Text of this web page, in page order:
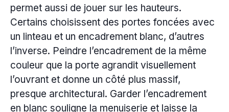
permet aussi de jouer sur les hauteurs.
Certains choisissent des portes foncées avec
un linteau et un encadrement blanc, d’autres
l’inverse. Peindre l’encadrement de la même
couleur que la porte agrandit visuellement
l’ouvrant et donne un côté plus massif,
presque architectural. Garder l’encadrement
en blanc souligne la menuiserie et laisse la